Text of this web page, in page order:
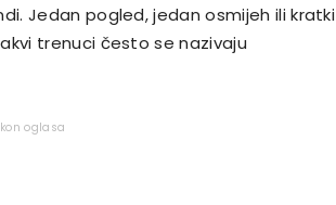
Jedan pogled, jedan osmijeh ili kratki
trenuci često se nazivaju
oglasa